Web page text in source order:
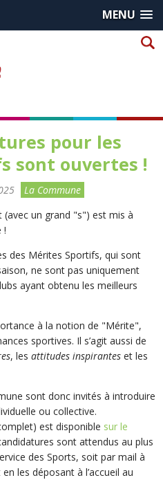
MENU
pour les
sont ouvertes !
La Commune
un grand "s") est mis à
!
des Mérites Sportifs, qui sont
ne sont pas uniquement
ayant obtenu les meilleurs
à la notion de "Mérite",
sportives. Il s’agit aussi de
, les attitudes inspirantes et les
sont donc invités à introduire
ou collective.
est disponible sur le
sont attendus au plus
des Sports, soit par mail à
les déposant à l’accueil au